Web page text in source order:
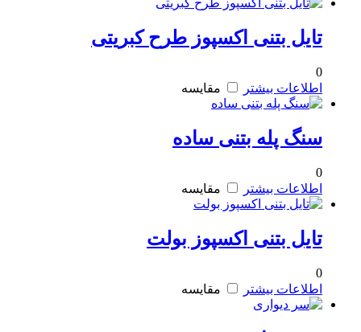
تایل بتنی اکسپوز طرح کبریتی
0
اطلاعات بیشتر
مقایسه
سنگ پله بتنی ساده
0
اطلاعات بیشتر
مقایسه
تایل بتنی اکسپوز بولت
0
اطلاعات بیشتر
مقایسه